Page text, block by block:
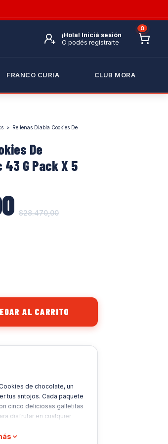
¡Hola! Iniciá sesión
O podés registrarte
0
FRANCO CURIA CLUB MORA
> Rellenas Diabla Cookies De
De
G Pack X 5
$28.470,00
de chocolate, un
tus antojos. Cada paquete
cinco deliciosas galletitas
disfrutar en cualquier